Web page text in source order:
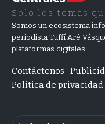
Solo los temas
Somos un ecosistema
periodista Tuffí Aré
plataformas digitales.
Contáctenos
Política de privacidad